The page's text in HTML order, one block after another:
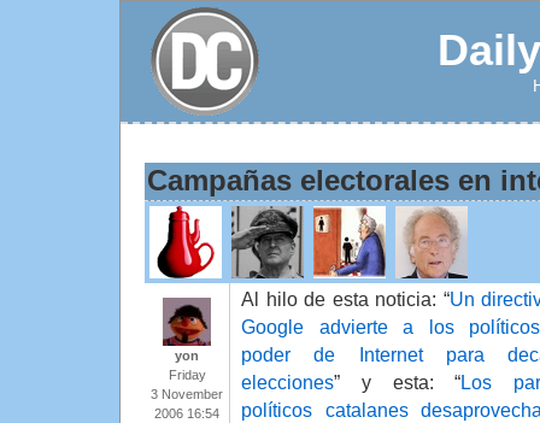
Campañas electorales en
yon
Friday
3 November
2006 16:54
Al hilo de esta noticia: “Un
Google advierte a los
poder de Internet para
elecciones” y esta: “Los
políticos catalanes